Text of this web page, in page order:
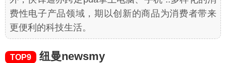
费性电子产品领域，期以创新的商品为消费者带来
更便利的科技生活。
TOP9 纽曼newsmy